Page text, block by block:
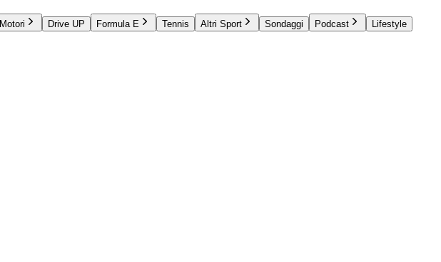
Motori Drive UP Formula E Tennis Altri Sport Sondaggi Podcast
Lifestyle